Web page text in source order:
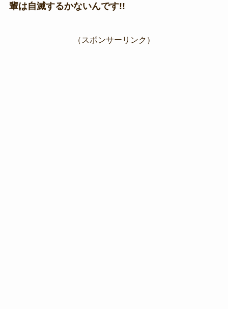
輩は自滅するかないんです!!
（スポンサーリンク）